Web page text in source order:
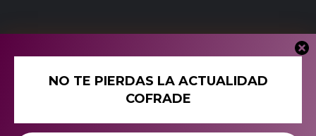
NO TE PIERDAS LA ACTUALIDAD
COFRADE
Tienda
Política de Cookies